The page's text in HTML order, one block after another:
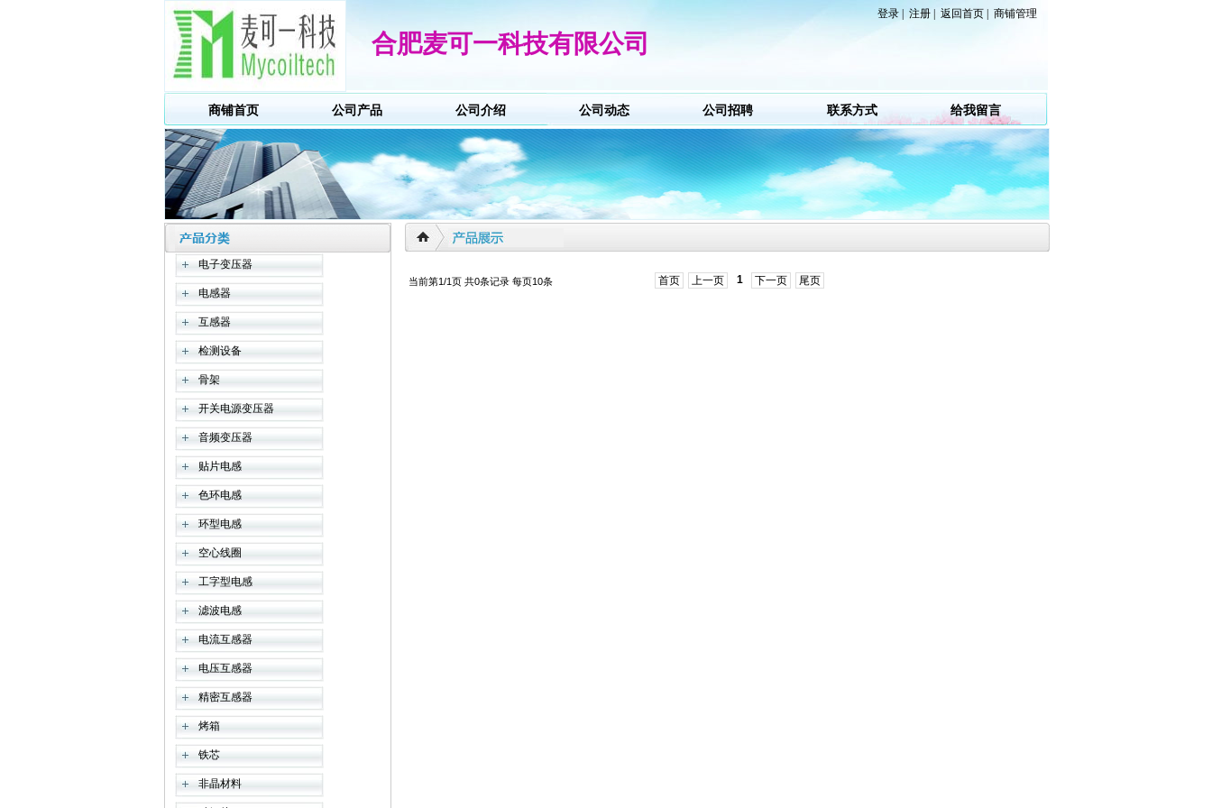
登录 注册 返回首页 商铺管理
合肥麦可一科技有限公司
商铺首页 公司产品 公司介绍 公司动态 公司招聘 联系方式 给我留言
电子变压器
电感器
互感器
检测设备
骨架
开关电源变压器
音频变压器
贴片电感
色环电感
环型电感
空心线圈
工字型电感
滤波电感
电流互感器
电压互感器
精密互感器
烤箱
铁芯
非晶材料
当前第1/1页 共0条记录 每页10条 首页 上一页 1 下一页 尾页